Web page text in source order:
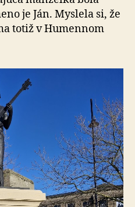
je Ján. Myslela si, že
totiž v Humennom